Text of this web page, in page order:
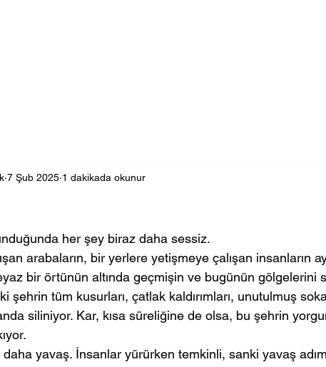
7 Şub 2025 1 dakikada okunur
her şey biraz daha sessiz.
arabaların, bir yerlere yetişmeye çalışan insanların
bir örtünün altında geçmişin ve bugünün gölgelerini
şehrin tüm kusurları, çatlak kaldırımları, unutulmuş
siliniyor. Kar, kısa süreliğine de olsa, bu şehrin
yavaş. İnsanlar yürürken temkinli, sanki yavaş